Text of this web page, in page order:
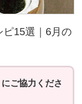
15選｜6月の